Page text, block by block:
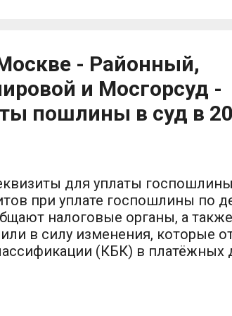
по
части велосипедной
24.2. Допускается движение
14 лет: по правому краю
отсутствуют велосипедная
- Районный,
и Мосгорсуд -
пошлины в суд в
для уплаты
при уплате госпошлины по
налоговые органы, а
в силу изменения, которые
(КБК) в платёжных
акты Российской